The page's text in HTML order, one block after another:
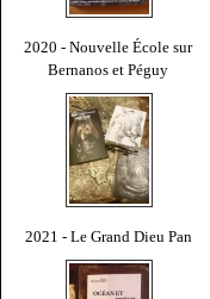
2020 - Nouvelle École sur
Bernanos et Péguy
2021 - Le Grand Dieu Pan